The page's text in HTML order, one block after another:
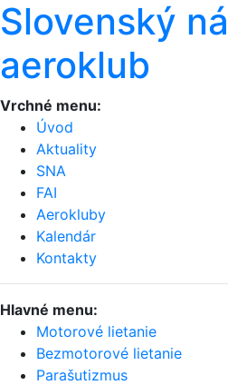
Slovenský
aeroklub
Vrchné menu:
Úvod
Aktuality
SNA
FAI
Aerokluby
Kalendár
Kontakty
Hlavné menu:
Motorové lietanie
Bezmotorové lietanie
Parašutizmus